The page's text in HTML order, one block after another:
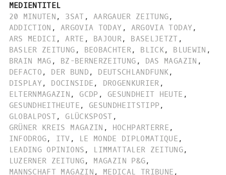
MEDIENTITEL
20 MINUTEN , 3SAT , AARGAUER ZEITUNG,
ADDICTION , ARGOVIA TODAY , ARGOVIA TODAY,
ARS MEDICI , ARTE , BAJOUR, BASELJETZT ,
BASLER ZEITUNG , BEOBACHTER, BLICK, BLUEWIN ,
BRAIN MAG , BZ-BERNERZEITUNG , DAS MAGAZIN ,
DEFACTO , DER BUND , DEUTSCHLANDFUNK,
DISPLAY, DOCINSIDE , DROGENKURIER ,
ELTERNMAGAZIN , GCDP , GESUNDHEIT HEUTE ,
GESUNDHEITHEUTE , GESUNDHEITSTIPP,
GLOBALPOST, GLÜCKSPOST ,
GRÜNER KREIS MAGAZIN , HOCHPARTERRE ,
INFODROG, ITV , LE MONDE DIPLOMATIQUE ,
LEADING OPINIONS , LIMMATTALER ZEITUNG,
LUZERNER ZEITUNG, MAGAZIN P&G,
MANNSCHAFT MAGAZIN , MEDICAL TRIBUNE ,